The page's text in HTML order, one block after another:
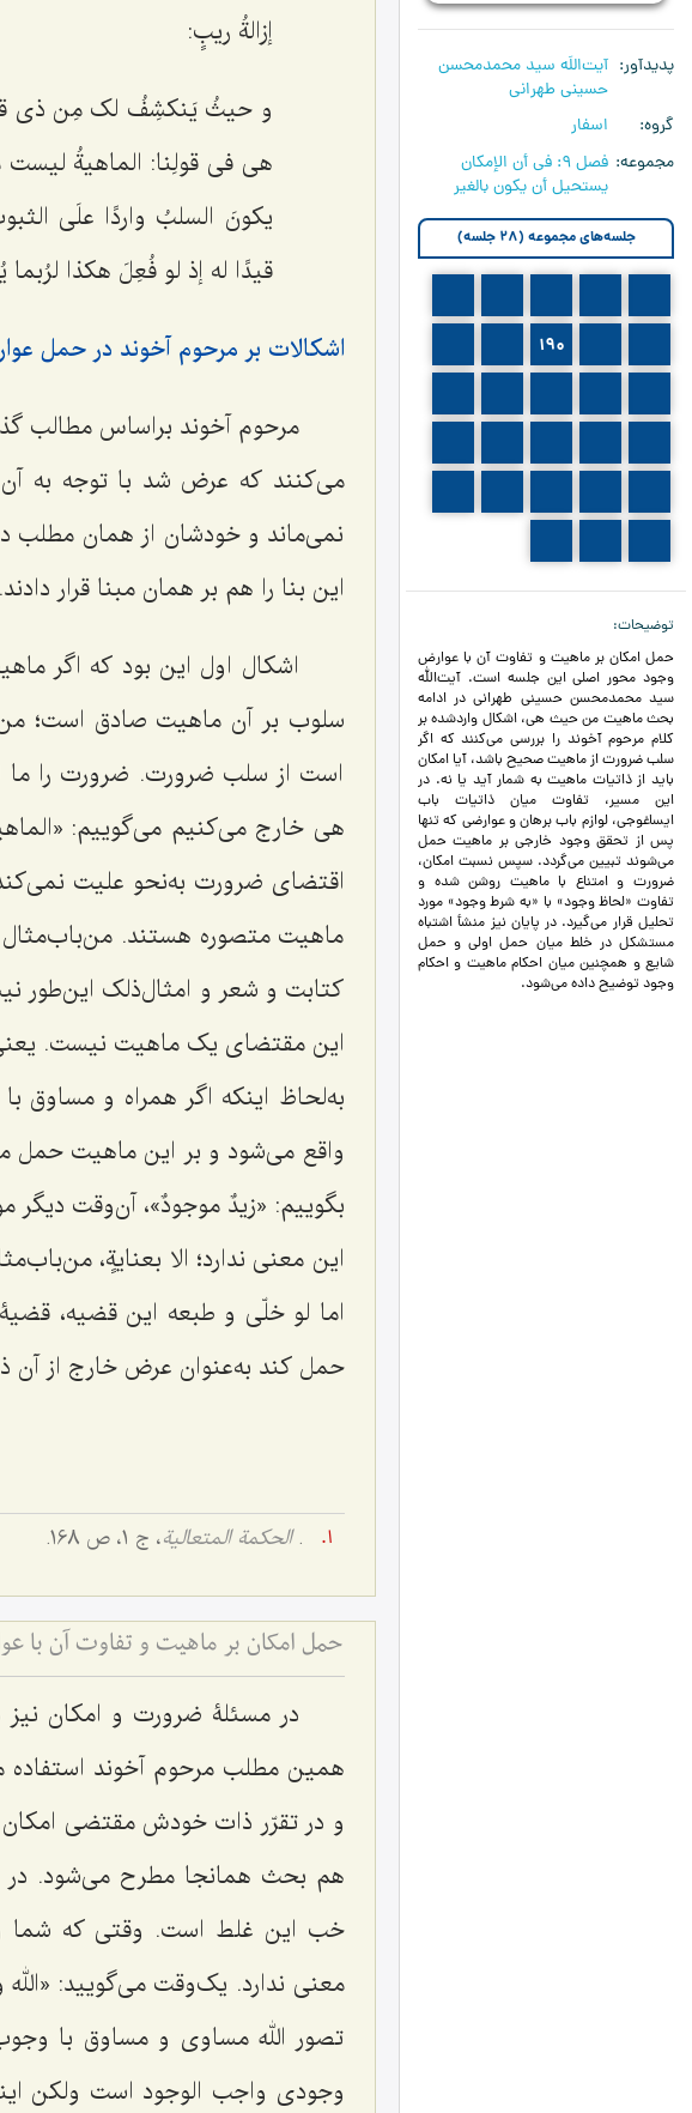
پدیدآور
آیت‌اللَه سید محمدمحسن
حسینی طهرانی
گروه
اسفار
مجموعه
فصل 9: في أن الإمكان
يستحيل أن يكون بالغير
جلسه‌های مجموعه (28 جلسه)
190
توضیحات
حمل امکان بر ماهیت و تفاوت آن با عوارض
وجود محور اصلی این جلسه است. آیت‌الله
سید محمدمحسن حسینی طهرانی در ادامه
بحث ماهیت من حیث هی، اشکال واردشده بر
کلام مرحوم آخوند را بررسی می‌کنند که اگر
سلب ضرورت از ماهیت صحیح باشد، آیا امکان
باید از ذاتیات ماهیت به شمار آید یا نه. در
این مسیر، تفاوت میان ذاتیات باب
ایساغوجی، لوازم باب برهان و عوارضی که تنها
پس از تحقق وجود خارجی بر ماهیت حمل
می‌شوند تبیین می‌گردد. سپس نسبت امکان،
ضرورت و امتناع با ماهیت روشن شده و
تفاوت «لحاظ وجود» با «به شرط وجود» مورد
تحلیل قرار می‌گیرد. در پایان نیز منشأ اشتباه
مستشکل در خلط میان حمل اولی و حمل
شایع و همچنین میان احکام ماهیت و احکام
وجود توضیح داده می‌شود.
إزالةُ ریبٍ:
و حیثُ یَنکشِفُ لک مِن ذی
هی فی قولِنا: الماهیةُ
یکونَ السلبُ واردًا علَى
قیدًا له إذ لو فُعِلَ هکذا
اشکالات بر مرحوم آخوند در حمل
مرحوم آخوند براساس مطالب
می‌کنند که عرض شد با توجه به آن
نمی‌ماند و خودشان از همان مطلب
این بنا را هم بر همان مبنا قرار دادند.
اشکال اول این بود که اگر
سلوب بر آن ماهیت صادق است؛
است از سلب ضرورت. ضرورت را
هی خارج می‌کنیم می‌گوییم: «
اقتضای ضرورت به‌نحو علیت
ماهیت متصوره هستند.
کتابت و شعر و امثال‌ذلک
این مقتضای یک ماهیت نیست.
به‌لحاظ اینکه اگر همراه و مساوق
واقع می‌شود و بر این ماهیت حمل
بگوییم: «زیدٌ موجودٌ»، آن‌وقت دیگر
این معنی ندارد؛ الا بعنایةٍ،
اما لو خلّی و طبعه این قضیه،
حمل کند به‌عنوان عرض خارج از آن
.الحکمة المتعالیة، ج ‌1، ص 168.
حمل امکان بر ماهیت و تفاوت آن با
در مسئلۀ ضرورت و امکان
همین مطلب مرحوم آخوند
و در تقرّر ذات خودش مقتضی امکان
هم بحث همانجا مطرح می‌شود. در
خب این غلط است. وقتی که شما
معنی ندارد. یک‌وقت می‌گویید: «
تصور الله مساوی و مساوق با وجوب
وجودی واجب الوجود است ولکن